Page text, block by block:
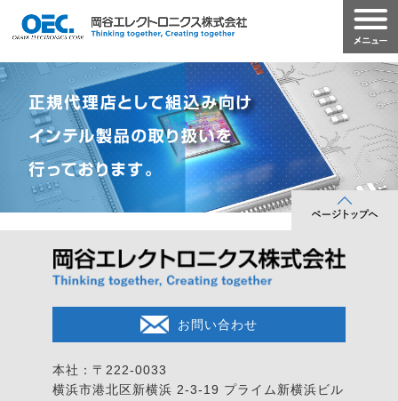
お問い合わせ
本社：〒222-0033
横浜市港北区新横浜 2-3-19 プライム新横浜ビル